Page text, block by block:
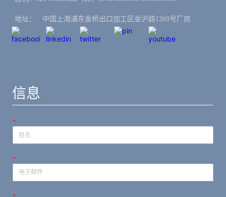
地址：ㅤ中国上海浦东金桥出口加工区金沪路1269号厂房
信息
*
*